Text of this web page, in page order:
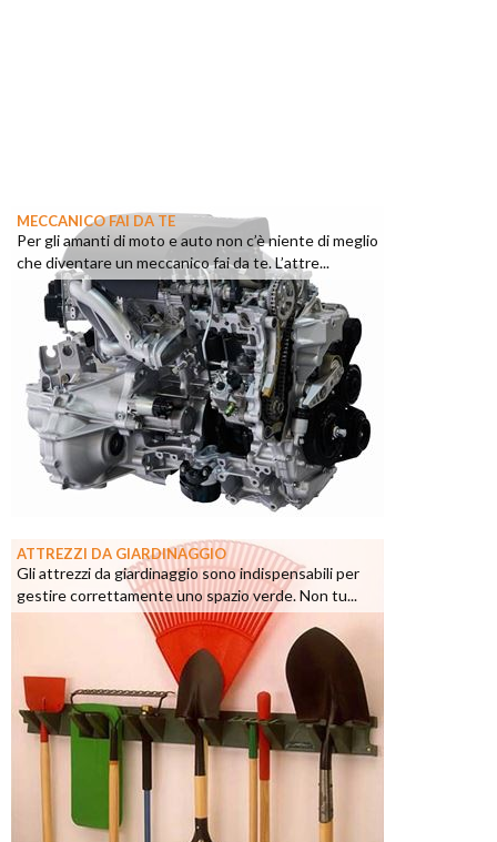
MECCANICO FAI DA TE
Per gli amanti di moto e auto non c’è niente di meglio
che diventare un meccanico fai da te. L’attre...
ATTREZZI DA GIARDINAGGIO
Gli attrezzi da giardinaggio sono indispensabili per
gestire correttamente uno spazio verde. Non tu...